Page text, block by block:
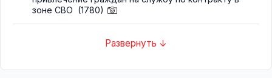
зоне СВО (1780)
Развернуть ↓